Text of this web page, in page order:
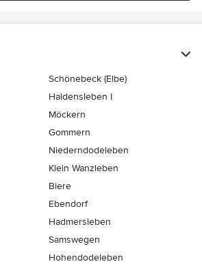
Schönebeck (Elbe)
Haldensleben I
Möckern
Gommern
Niederndodeleben
Klein Wanzleben
Biere
Ebendorf
Hadmersleben
Samswegen
Hohendodeleben